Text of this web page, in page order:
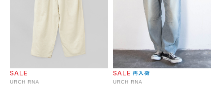
URCH RNA
URCH RNA